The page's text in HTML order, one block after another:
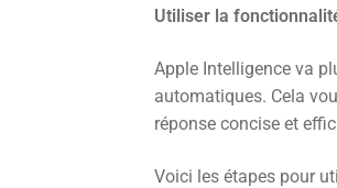
Utiliser la
Apple Intelligence va
automatiques. Cela
réponse concise et
Voici les étapes pour